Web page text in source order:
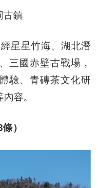
古鎮
星星竹海、湖北潛
三國赤壁古戰場，
驗、青磚茶文化研
容。
）